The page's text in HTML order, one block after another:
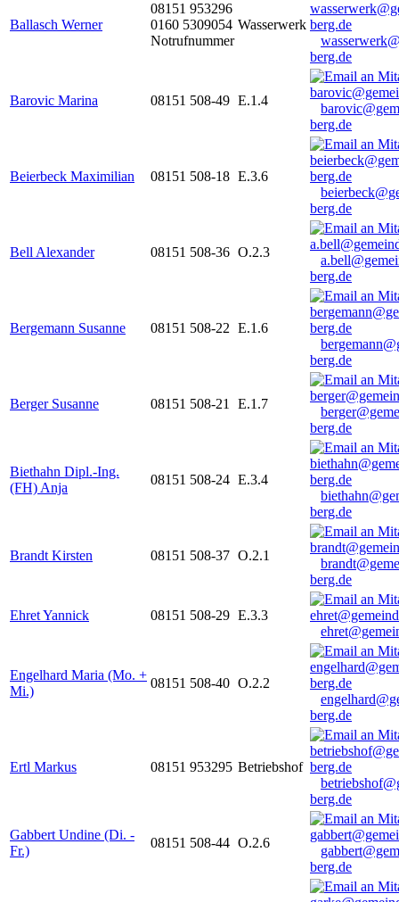
Ballasch Werner
08151 953296
0160 5309054
Notrufnummer
Wasserwerk
berg.de
Barovic Marina 08151 508-49 E.1.4
berg.de
Beierbeck Maximilian 08151 508-18 E.3.6
berg.de
Bell Alexander 08151 508-36 O.2.3
berg.de
Bergemann Susanne 08151 508-22 E.1.6
berg.de
Berger Susanne 08151 508-21 E.1.7
berg.de
Biethahn Dipl.-Ing.
(FH) Anja
08151 508-24 E.3.4
berg.de
Brandt Kirsten 08151 508-37 O.2.1
berg.de
Ehret Yannick 08151 508-29 E.3.3
Engelhard Maria (Mo. +
Mi.)
08151 508-40 O.2.2
berg.de
Ertl Markus 08151 953295 Betriebshof
berg.de
Gabbert Undine (Di. -
Fr.)
08151 508-44 O.2.6
berg.de